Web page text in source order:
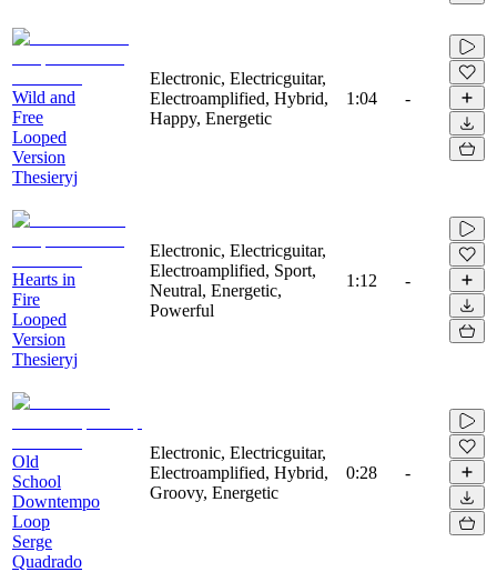
Wild and
Free
Looped
Version
Thesieryj
Electronic, Electricguitar,
Electroamplified, Hybrid,
Happy, Energetic
1:04 -
Hearts in
Fire
Looped
Version
Thesieryj
Electronic, Electricguitar,
Electroamplified, Sport,
Neutral, Energetic,
Powerful
1:12 -
Old
School
Downtempo
Loop
Serge
Quadrado
Electronic, Electricguitar,
Electroamplified, Hybrid,
Groovy, Energetic
0:28 -